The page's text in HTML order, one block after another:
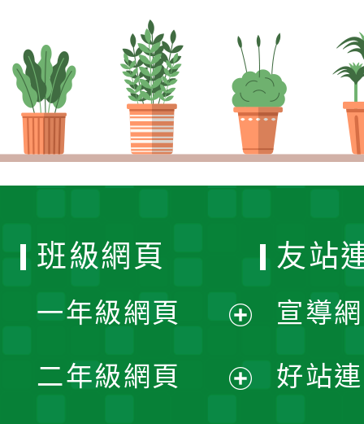
班級網頁
一年級網頁
開
二年級網頁
友站
宣導
好站